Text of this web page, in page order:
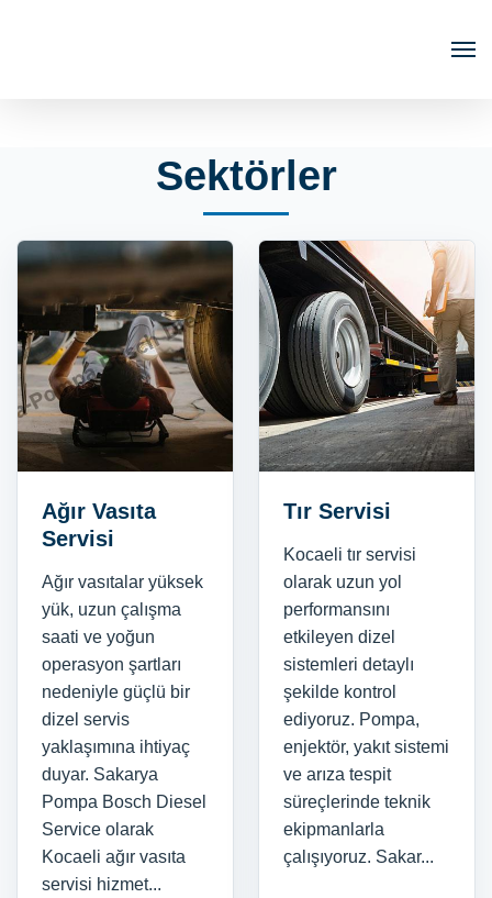
Sektörler
Ağır Vasıta
Servisi
Ağır vasıtalar yüksek
yük, uzun çalışma
saati ve yoğun
operasyon şartları
nedeniyle güçlü bir
dizel servis
yaklaşımına ihtiyaç
duyar. Sakarya
Pompa Bosch Diesel
Service olarak
Kocaeli ağır vasıta
servisi hizmet...
Tır Servisi
Kocaeli tır servisi
olarak uzun yol
performansını
etkileyen dizel
sistemleri detaylı
şekilde kontrol
ediyoruz. Pompa,
enjektör, yakıt sistemi
ve arıza tespit
süreçlerinde teknik
ekipmanlarla
çalışıyoruz. Sakar...